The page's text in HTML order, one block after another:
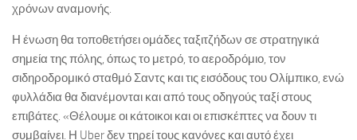
χρόνων αναμονής.
Η ένωση θα τοποθετήσει ομάδες ταξιτζήδων σε στρατηγικά
σημεία της πόλης, όπως το μετρό, το αεροδρόμιο, τον
σιδηροδρομικό σταθμό Σαντς και τις εισόδους του Ολίμπικο, ενώ
φυλλάδια θα διανέμονται και από τους οδηγούς ταξί στους
επιβάτες. «Θέλουμε οι κάτοικοι και οι επισκέπτες να δουν τι
συμβαίνει. Η Uber δεν τηρεί τους κανόνες και αυτό έχει